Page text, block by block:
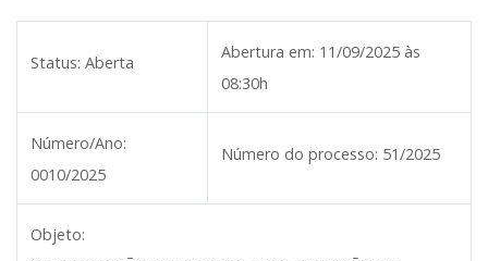
Status: Aberta
Abertura em: 11/09/2025 às
08:30h
Número/Ano:
0010/2025
Número do processo: 51/2025
Objeto: